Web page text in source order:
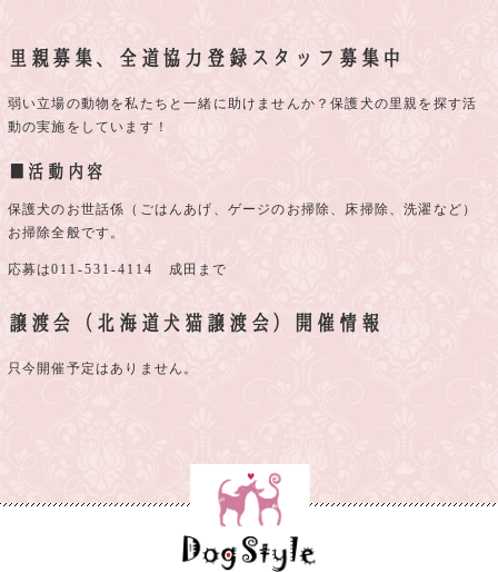
里親募集、全道協力登録スタッフ募集中
弱い立場の動物を私たちと一緒に助けませんか？保護犬の里親を探す活
動の実施をしています！
■活動内容
保護犬のお世話係（ごはんあげ、ゲージのお掃除、床掃除、洗濯など）
お掃除全般です。
応募は011-531-4114 成田まで
譲渡会（北海道犬猫譲渡会）開催情報
只今開催予定はありません。